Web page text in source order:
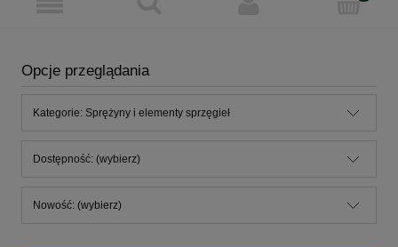
Opcje przeglądania
Kategorie: Sprężyny i elementy sprzęgieł
Dostępność: (wybierz)
Nowość: (wybierz)